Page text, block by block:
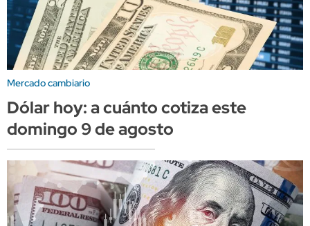
Mercado cambiario
Dólar hoy: a cuánto cotiza este
domingo 9 de agosto